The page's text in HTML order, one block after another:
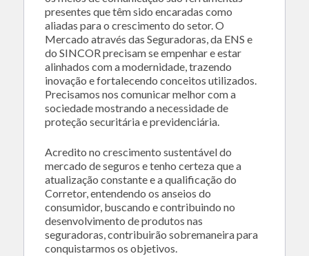
presentes que têm sido encaradas como
aliadas para o crescimento do setor. O
Mercado através das Seguradoras, da ENS e
do SINCOR precisam se empenhar e estar
alinhados com a modernidade, trazendo
inovação e fortalecendo conceitos utilizados.
Precisamos nos comunicar melhor com a
sociedade mostrando a necessidade de
proteção securitária e previdenciária.
Acredito no crescimento sustentável do
mercado de seguros e tenho certeza que a
atualização constante e a qualificação do
Corretor, entendendo os anseios do
consumidor, buscando e contribuindo no
desenvolvimento de produtos nas
seguradoras, contribuirão sobremaneira para
conquistarmos os objetivos.